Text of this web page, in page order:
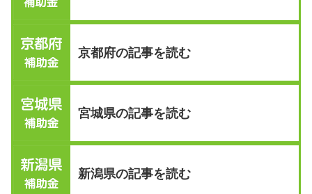
京都府の記事を読む
宮城県の記事を読む
新潟県の記事を読む